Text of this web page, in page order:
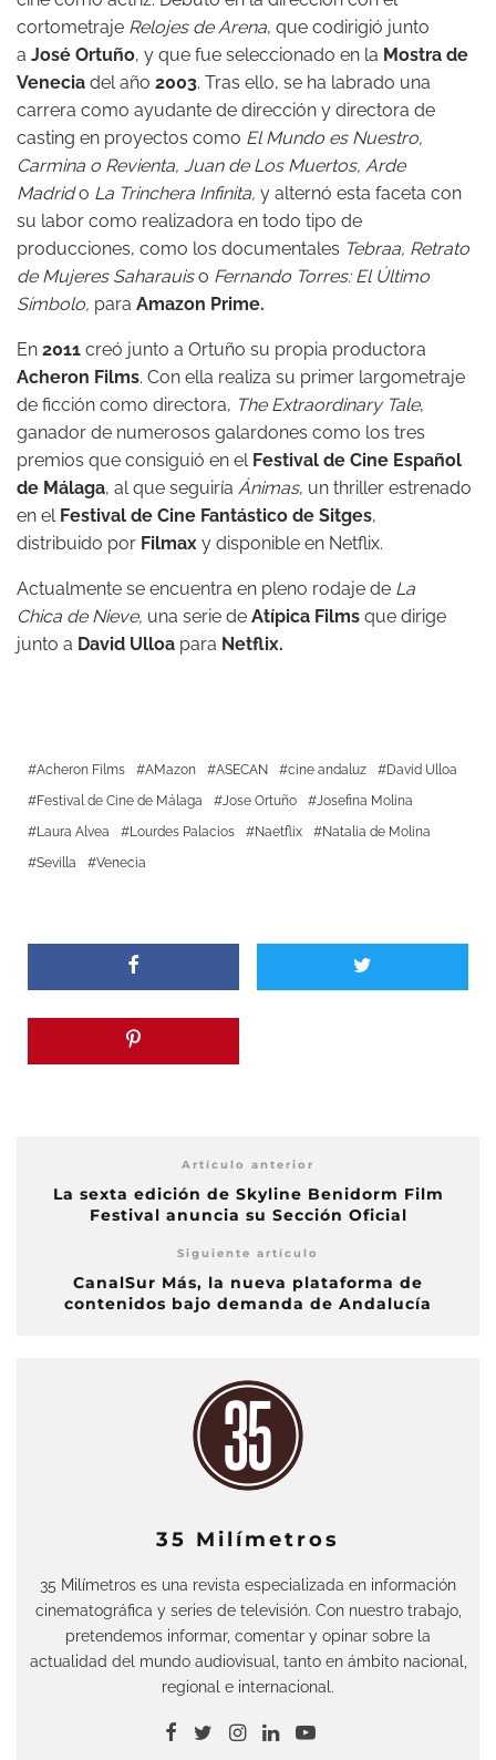
cortometraje Relojes de Arena, que codirigió junto
a José Ortuño, y que fue seleccionado en la Mostra de
Venecia del año 2003. Tras ello, se ha labrado una
carrera como ayudante de dirección y directora de
casting en proyectos como El Mundo es Nuestro,
Carmina o Revienta, Juan de Los Muertos, Arde
Madrid o La Trinchera Infinita, y alternó esta faceta con
su labor como realizadora en todo tipo de
producciones, como los documentales Tebraa, Retrato
de Mujeres Saharauiso Fernando Torres: El Último
Símbolo, para Amazon Prime.
En 2011 creó junto a Ortuño su propia productora
Acheron Films. Con ella realiza su primer largometraje
de ficción como directora, The Extraordinary Tale,
ganador de numerosos galardones como los tres
premios que consiguió en el Festival de Cine Español
de Málaga, al que seguiría Ánimas, un thriller estrenado
en elFestival de Cine Fantástico de Sitges,
distribuido por Filmax y disponible en Netflix.
Actualmente se encuentra en pleno rodaje de La
Chica de Nieve, una serie de Atípica Films que dirige
junto a David Ulloa para Netflix.
Acheron Films AMazon ASECAN cine andaluz
David Ulloa
Festival de Cine de Málaga
Jose Ortuño
Josefina Molina
Laura Alvea
Lourdes Palacios Naetflix
Natalia de Molina
Sevilla
Venecia
Artículo anterior
La sexta edición de Skyline Benidorm Film
Festival anuncia su Sección Oficial
Siguiente artículo
CanalSur Más, la nueva plataforma de
contenidos bajo demanda de Andalucía
35 Milímetros
35 Milímetros es una revista especializada en información
cinematográfica y series de televisión. Con nuestro trabajo,
pretendemos informar, comentar y opinar sobre la
actualidad del mundo audiovisual, tanto en ámbito nacional,
regional e internacional.